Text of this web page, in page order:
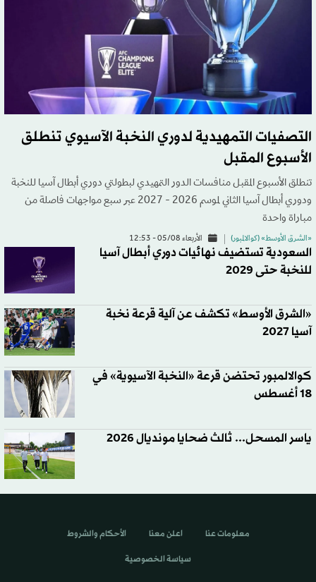
التصفيات التمهيدية لدوري النخبة الآسيوي تنطلق
الأسبوع المقبل
تنطلق الأسبوع المقبل منافسات الدور التمهيدي لبطولتي دوري أبطال آسيا للنخبة
ودوري أبطال آسيا الثاني لموسم 2026 - 2027 عبر سبع مواجهات فاصلة من
مباراة واحدة
«الشرق الأوسط» (كوالالمبور) الأربعاء 05/08 - 12:53
السعودية تستضيف نهائيات دوري أبطال آسيا
للنخبة حتى 2029
«الشرق الأوسط» تكشف عن آلية قرعة نخبة
آسيا 2027
كوالالمبور تحتضن قرعة «النخبة الآسيوية» في
18 أغسطس
ياسر المسحل... ثالث ضحايا مونديال 2026
معلومات عنا اعلن معنا الأحكام والشروط
سياسة الخصوصية